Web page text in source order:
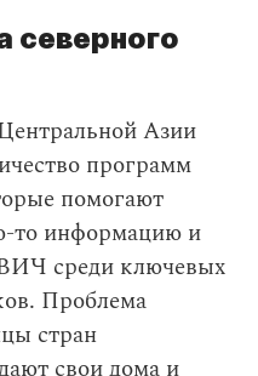
северного
Азии
программ
помогают
то информацию и
среди ключевых
Проблема
стран